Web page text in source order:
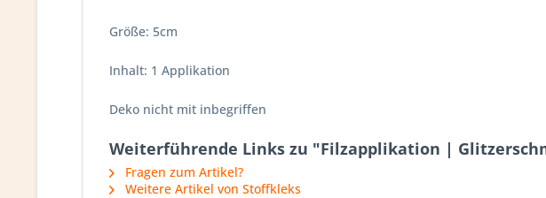
Größe: 5cm
Inhalt: 1 Applikation
Deko nicht mit inbegriffen
Weiterführende Links zu "Filzapplikation |
Fragen zum Artikel?
Weitere Artikel von Stoffkleks